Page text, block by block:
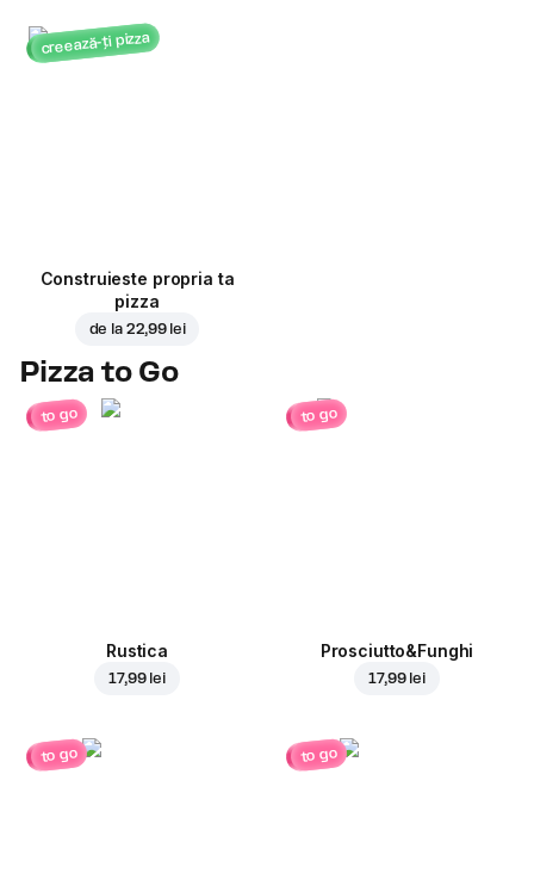
creează-ți pizza
Construieste propria ta
pizza
de la 22,99 lei
Pizza to Go
to go
Rustica
17,99 lei
to go
Prosciutto&Funghi
17,99 lei
to go to go